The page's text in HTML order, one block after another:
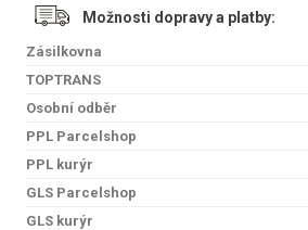
Možnosti dopravy a platby:
Zásilkovna
TOPTRANS
Osobní odběr
PPL Parcelshop
PPL kurýr
GLS Parcelshop
GLS kurýr